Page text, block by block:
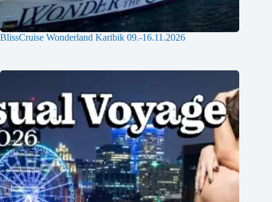
BlissCruise Wonderland Karibik 09.-16.11.2026